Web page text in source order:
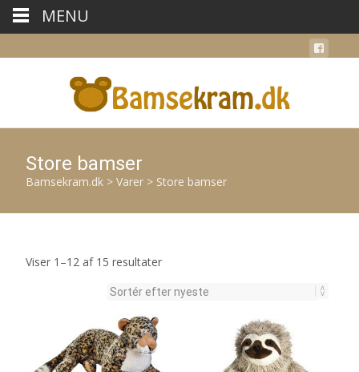
Store bamser
Bamsekram.dk > Varer > Store bamser
Viser 1–12 af 15 resultaterSorteret
seneste
MENU